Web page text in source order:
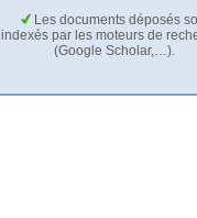
Les documents déposés
indexés par les moteurs de
(Google Scholar,…).